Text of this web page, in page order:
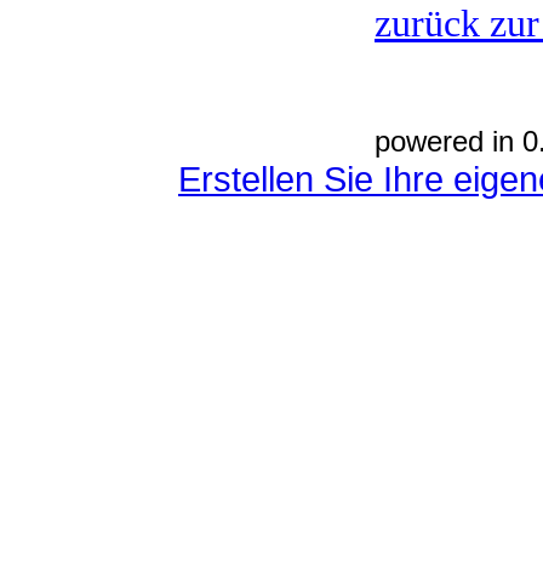
zurück
powered in
Erstellen Sie Ihre